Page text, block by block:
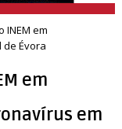
INEM em
Évora
em
em